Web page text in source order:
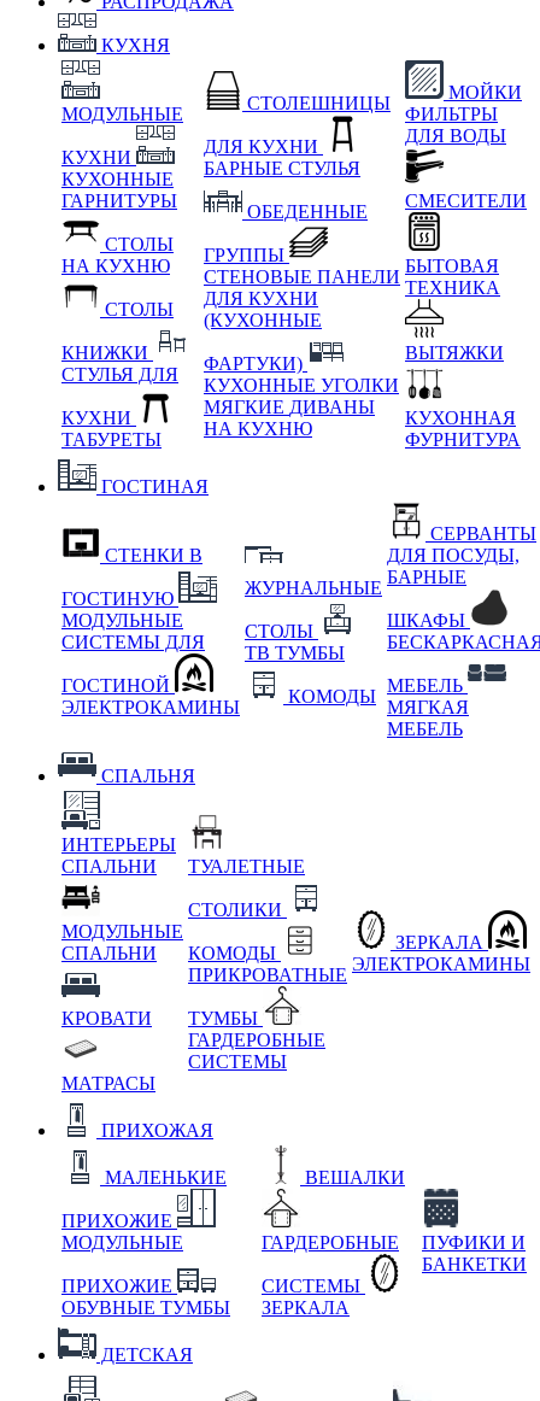
КУХНЯ
МОДУЛЬНЫЕ
КУХНИ
КУХОННЫЕ
ГАРНИТУРЫ
СТОЛЫ
НА КУХНЮ
СТОЛЫ
КНИЖКИ
СТУЛЬЯ ДЛЯ
КУХНИ
ТАБУРЕТЫ
СТОЛЕШНИЦЫ
ДЛЯ КУХНИ
БАРНЫЕ СТУЛЬЯ
ОБЕДЕННЫЕ
ГРУППЫ
СТЕНОВЫЕ ПАНЕЛИ
ДЛЯ КУХНИ
(КУХОННЫЕ
ФАРТУКИ)
КУХОННЫЕ УГОЛКИ
МЯГКИЕ ДИВАНЫ
НА КУХНЮ
МОЙКИ
ФИЛЬТРЫ
ДЛЯ ВОДЫ
СМЕСИТЕЛИ
БЫТОВАЯ
ТЕХНИКА
ВЫТЯЖКИ
КУХОННАЯ
ФУРНИТУРА
ГОСТИНАЯ
СТЕНКИ В
ГОСТИНУЮ
МОДУЛЬНЫЕ
СИСТЕМЫ ДЛЯ
ГОСТИНОЙ
ЭЛЕКТРОКАМИНЫ
ЖУРНАЛЬНЫЕ
СТОЛЫ
ТВ ТУМБЫ
КОМОДЫ
СЕРВАНТЫ
ДЛЯ ПОСУДЫ,
БАРНЫЕ
ШКАФЫ
МЕБЕЛЬ
МЯГКАЯ
МЕБЕЛЬ
СПАЛЬНЯ
ИНТЕРЬЕРЫ
СПАЛЬНИ
МОДУЛЬНЫЕ
СПАЛЬНИ
КРОВАТИ
МАТРАСЫ
ТУАЛЕТНЫЕ
СТОЛИКИ
КОМОДЫ
ПРИКРОВАТНЫЕ
ТУМБЫ
ГАРДЕРОБНЫЕ
СИСТЕМЫ
ЗЕРКАЛА
ЭЛЕКТРОКАМИНЫ
ПРИХОЖАЯ
МАЛЕНЬКИЕ
ПРИХОЖИЕ
МОДУЛЬНЫЕ
ПРИХОЖИЕ
ОБУВНЫЕ ТУМБЫ
ВЕШАЛКИ
ГАРДЕРОБНЫЕ
СИСТЕМЫ
ЗЕРКАЛА
ПУФИКИ И
БАНКЕТКИ
ДЕТСКАЯ